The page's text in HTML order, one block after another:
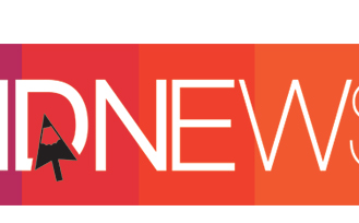
PROMOZIONI